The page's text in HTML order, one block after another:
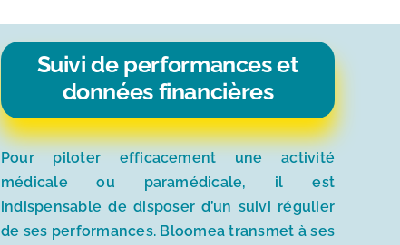
Suivi de performances et
données financières
Pour piloter efficacement une activité
médicale ou paramédicale, il est
indispensable de disposer d’un suivi régulier
de ses performances. Bloomea transmet à ses